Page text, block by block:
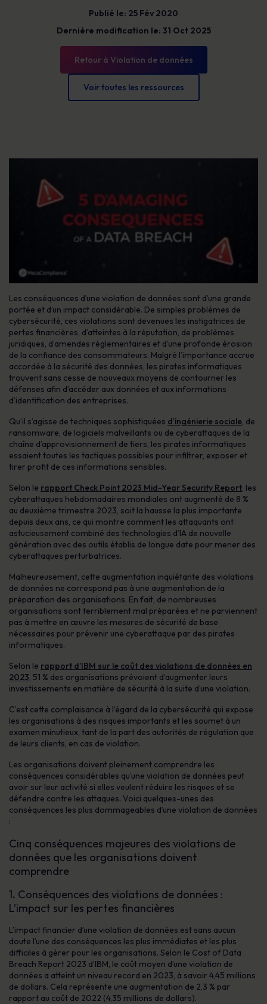
Publié le: 25 Fév 2020
Dernière modification le: 31 Oct 2025
Retour à Violation de données
Voir toutes les ressources
Les conséquences d’une violation de données sont d’une grande
portée et d’un impact considérable. De simples problèmes de
cybersécurité, ces violations sont devenues les instigatrices de
pertes financières, d’atteintes à la réputation, de problèmes
juridiques, d’amendes réglementaires et d’une profonde érosion
de la confiance des consommateurs. Malgré l’importance accrue
accordée à la sécurité des données, les pirates informatiques
trouvent sans cesse de nouveaux moyens de contourner les
défenses afin d’accéder aux données et aux informations
d’identification des entreprises.
Qu’il s’agisse de techniques sophistiquées d’ingénierie sociale, de
ransomware, de logiciels malveillants ou de cyberattaques de la
chaîne d’approvisionnement de tiers, les pirates informatiques
essaient toutes les tactiques possibles pour infiltrer, exposer et
tirer profit de ces informations sensibles.
Selon le rapport Check Point 2023 Mid-Year Security Report, les
cyberattaques hebdomadaires mondiales ont augmenté de 8 %
au deuxième trimestre 2023, soit la hausse la plus importante
depuis deux ans, ce qui montre comment les attaquants ont
astucieusement combiné des technologies d’IA de nouvelle
génération avec des outils établis de longue date pour mener des
cyberattaques perturbatrices.
Malheureusement, cette augmentation inquiétante des violations
de données ne correspond pas à une augmentation de la
préparation des organisations. En fait, de nombreuses
organisations sont terriblement mal préparées et ne parviennent
pas à mettre en œuvre les mesures de sécurité de base
nécessaires pour prévenir une cyberattaque par des pirates
informatiques.
Selon le rapport d’IBM sur le coût des violations de données en
2023, 51 % des organisations prévoient d’augmenter leurs
investissements en matière de sécurité à la suite d’une violation.
C’est cette complaisance à l’égard de la cybersécurité qui expose
les organisations à des risques importants et les soumet à un
examen minutieux, tant de la part des autorités de régulation que
de leurs clients, en cas de violation.
Les organisations doivent pleinement comprendre les
conséquences considérables qu’une violation de données peut
avoir sur leur activité si elles veulent réduire les risques et se
défendre contre les attaques. Voici quelques-unes des
conséquences les plus dommageables d’une violation de données
:
Cinq conséquences majeures des violations de
données que les organisations doivent
comprendre
1. Conséquences des violations de données :
L’impact sur les pertes financières
L’impact financier d’une violation de données est sans aucun
doute l’une des conséquences les plus immédiates et les plus
difficiles à gérer pour les organisations. Selon le Cost of Data
Breach Report 2023 d’IBM, le coût moyen d’une violation de
données a atteint un niveau record en 2023, à savoir 4,45 millions
de dollars. Cela représente une augmentation de 2,3 % par
rapport au coût de 2022 (4,35 millions de dollars).